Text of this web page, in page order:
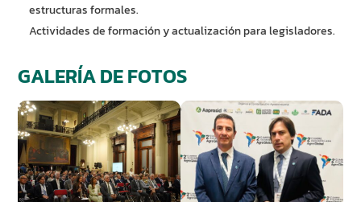
estructuras formales.
Actividades de formación y actualización para legisladores.
GALERÍA DE FOTOS